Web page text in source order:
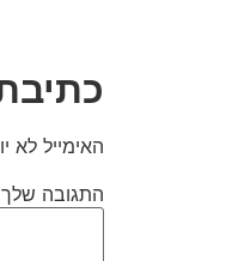
האימייל לא
התגובה שלך